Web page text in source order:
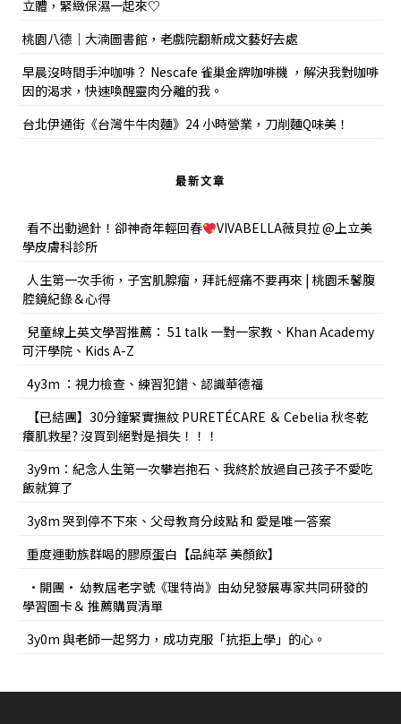
立體，緊緻保濕一起來♡
桃園八德｜大湳圖書館，老戲院翻新成文藝好去處
早晨沒時間手沖咖啡？ Nescafe 雀巢金牌咖啡機 ，解決我對咖啡
因的渴求，快速喚醒靈肉分離的我。
台北伊通街《台灣牛牛肉麵》24 小時營業，刀削麵Q味美！
最新文章
看不出動過針！卻神奇年輕回春
VIVABELLA薇貝拉 @上立美
學皮膚科診所
人生第一次手術，子宮肌腺瘤，拜託經痛不要再來 | 桃園禾馨腹
腔鏡紀錄＆心得
兒童線上英文學習推薦： 51 talk 一對一家教、Khan Academy
可汗學院、Kids A-Z
4y3m ：視力檢查、練習犯錯、認識華德福
【已結團】30分鐘緊實撫紋 PURETÉCARE ＆ Cebelia 秋冬乾
癢肌救星? 沒買到絕對是損失！！！
3y9m：紀念人生第一次攀岩抱石、我終於放過自己孩子不愛吃
飯就算了
3y8m 哭到停不下來、父母教育分歧點 和 愛是唯一答案
重度運動族群喝的膠原蛋白【品純萃 美顏飲】
•開團• 幼教屆老字號《理特尚》由幼兒發展專家共同研發的
學習圖卡＆ 推薦購買清單
3y0m 與老師一起努力，成功克服「抗拒上學」的心。